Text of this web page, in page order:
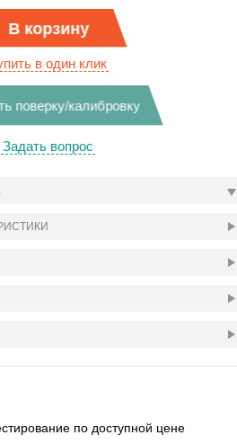
В корзину
в один клик
поверку/калибровку
Задать вопрос
по доступной цене